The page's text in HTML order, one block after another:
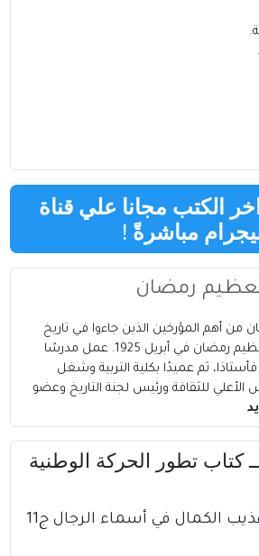
.
الكتب مجانا علي قناة
مباشرةً !
رمضان
من أهم المؤرخين الذين جاءوا في تاريخ
مصر‏. ولد المؤرخ عبد العظيم رمضان في أبريل 1925. عمل مدرسًا
فأستاذا، ثم عميدًا بكلية التربية وشغل
للثقافة ورئيس لجنة التاريخ وعضو
كتاب تطور الحركة الوطنية
كتاب تذهيب تهذيب الكمال في أسماء الرجال ج11